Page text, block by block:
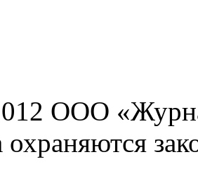
ООО
охраняются